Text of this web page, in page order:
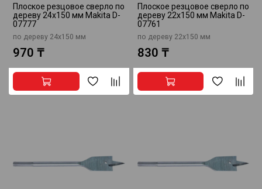
Плоское резцовое сверло по
дереву 24x150 мм Makita D-
07777
по дереву 24x150 мм
970 ₸
Плоское резцовое сверло по
дереву 22x150 мм Makita D-
07761
по дереву 22x150 мм
830 ₸